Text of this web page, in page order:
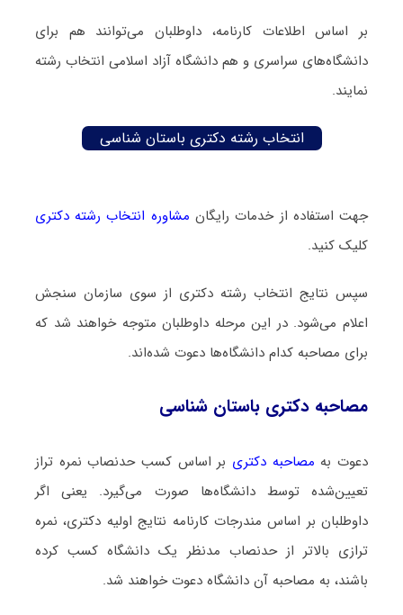
بر اساس اطلاعات کارنامه، داوطلبان می‌توانند هم برای
دانشگاه‌های سراسری و هم دانشگاه آزاد اسلامی انتخاب رشته
نمایند.
انتخاب رشته دکتری باستان‌ شناسی
جهت استفاده از خدمات رایگان مشاوره انتخاب رشته دکتری
کلیک کنید.
سپس نتایج انتخاب رشته دکتری از سوی سازمان سنجش
اعلام می‌شود. در این مرحله داوطلبان متوجه خواهند شد که
برای مصاحبه کدام دانشگاه‌ها دعوت شده‌اند.
مصاحبه دکتری باستان‌ شناسی
دعوت به مصاحبه دکتری بر اساس کسب حدنصاب نمره تراز
تعیین‌شده توسط دانشگاه‌ها صورت می‌گیرد. یعنی اگر
داوطلبان بر اساس مندرجات کارنامه نتایج اولیه دکتری، نمره
ترازی بالاتر از حدنصاب مدنظر یک دانشگاه کسب کرده
باشند، به مصاحبه آن دانشگاه دعوت خواهند شد.